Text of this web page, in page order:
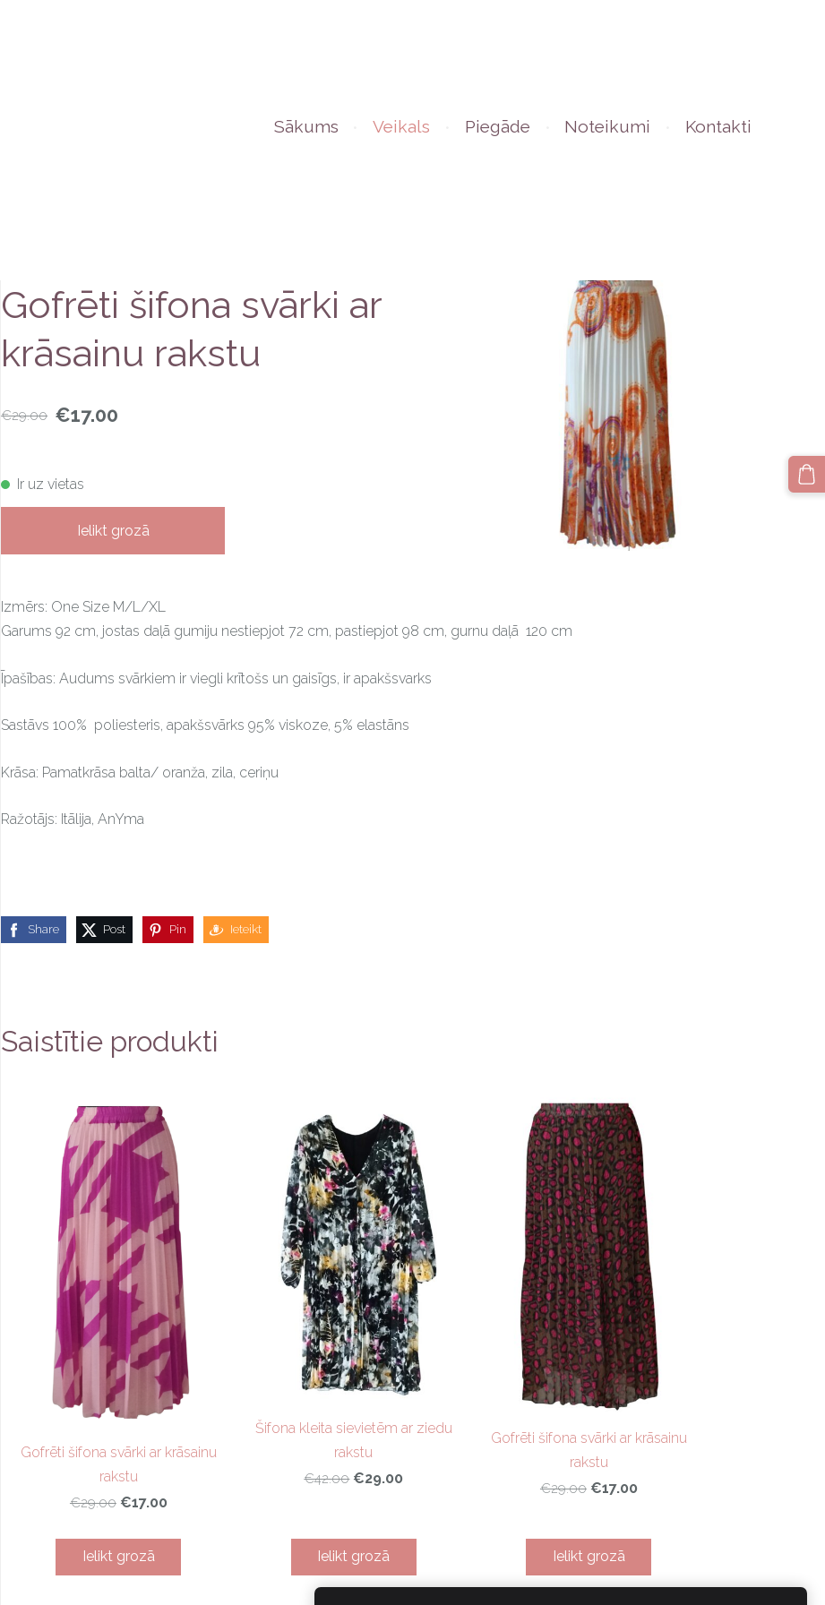
Sākums Veikals Piegāde Noteikumi Kontakti
Gofrēti šifona svārki ar
krāsainu rakstu
€29.00 €17.00
Ir uz vietas
Ielikt grozā
Izmērs: One Size M/L/XL
Garums 92 cm, jostas daļā gumiju nestiepjot 72 cm, pastiepjot 98 cm, gurnu daļā 120 cm
Īpašības: Audums svārkiem ir viegli krītošs un gaisīgs, ir apakšsvarks
Sastāvs 100% poliesteris, apakšsvārks 95% viskoze, 5% elastāns
Krāsa: Pamatkrāsa balta/ oranža, zila, ceriņu
Ražotājs: Itālija, AnYma
Share Post Pin Ieteikt
Saistītie produkti
Gofrēti šifona svārki ar krāsainu
rakstu
€29.00 €17.00
Ielikt grozā
Šifona kleita sievietēm ar ziedu
rakstu
€42.00 €29.00
Ielikt grozā
Gofrēti šifona svārki ar krāsainu
rakstu
€29.00 €17.00
Ielikt grozā